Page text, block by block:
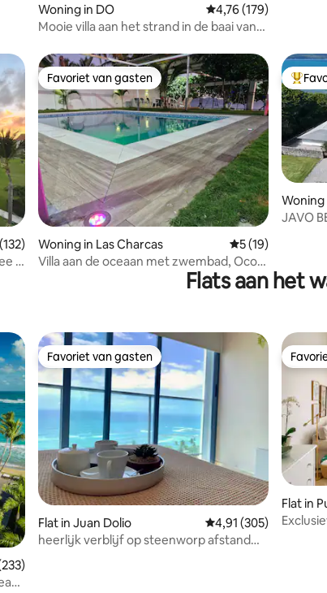
Woning in DO Gemiddelde
4,76 (179)
Mooie villa aan het strand in de baai van
beoordeling van 4,96 op 5, 132 recensies
in
Favoriet van gasten
Favoriet van gasten
Woning in Las Charcas Gemiddelde
5 (19)
Villa aan de oceaan met zwembad, Ocoa
Woning
JAVO
Flats aan het
beoordeling van 4,9 op 5, 233 recensies
Favoriet van gasten
Favoriet van gasten
Flat in Juan Dolio Gemiddelde
4,91 (305)
heerlijk verblijf op steenworp afstand
Flat in